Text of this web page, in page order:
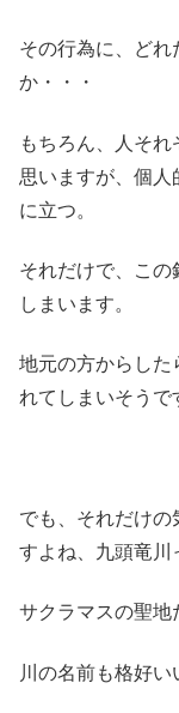
その行為に、ど
か・・・
もちろん、人そ
思いますが、個
に立つ。
それだけで、この
しまいます。
地元の方からした
れてしまいそうで
でも、それだけ
すよね、九頭竜川
サクラマスの聖地
川の名前も格好い